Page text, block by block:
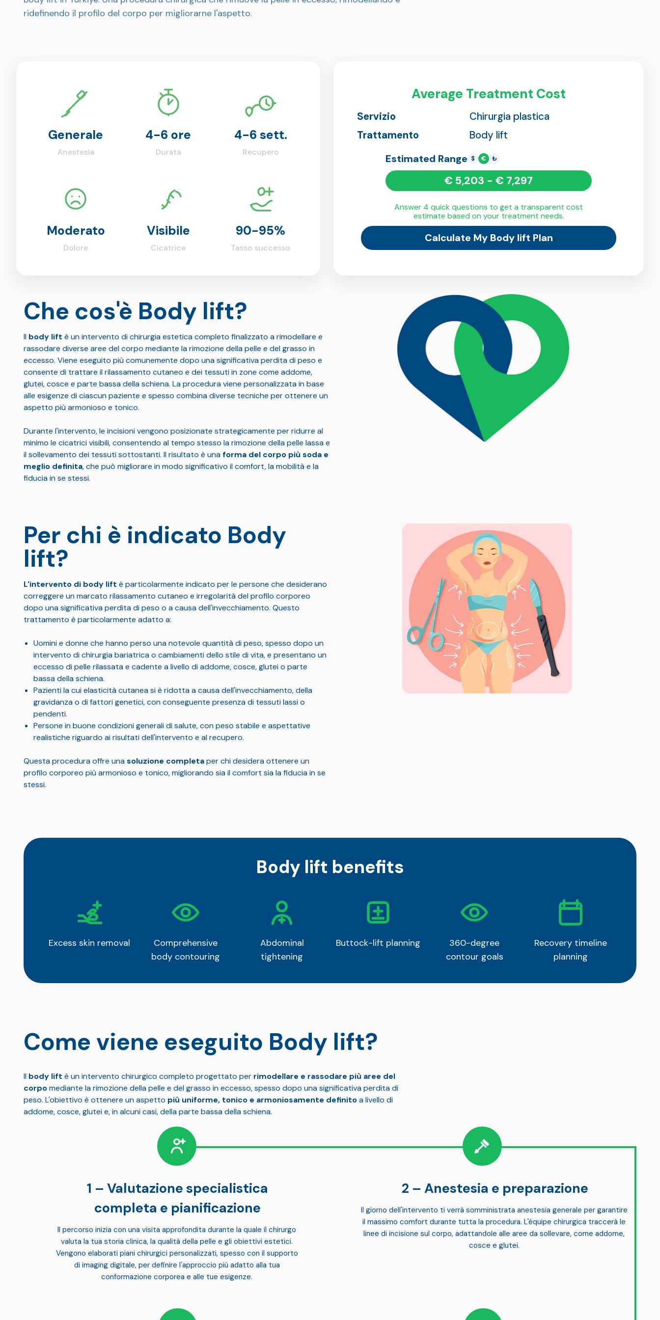
ridefinendo il profilo del corpo per migliorarne l'aspetto.
Generale
Anestesia
4-6 ore
Durata
4-6 sett.
Recupero
Moderato
Dolore
Visibile
Cicatrice
90-95%
Tasso successo
Average Treatment Cost
Servizio
Chirurgia plastica
Trattamento
Body lift
Estimated Range $ € ₺
€ 5,203 - € 7,297
Answer 4 quick questions to get a transparent cost
estimate based on your treatment needs.
Calculate My Body lift Plan
Che cos'è Body lift?
Il body lift è un intervento di chirurgia estetica completo finalizzato a rimodellare e
rassodare diverse aree del corpo mediante la rimozione della pelle e del grasso in
eccesso. Viene eseguito più comunemente dopo una significativa perdita di peso e
consente di trattare il rilassamento cutaneo e dei tessuti in zone come addome,
glutei, cosce e parte bassa della schiena. La procedura viene personalizzata in base
alle esigenze di ciascun paziente e spesso combina diverse tecniche per ottenere un
aspetto più armonioso e tonico.
Durante l'intervento, le incisioni vengono posizionate strategicamente per ridurre al
minimo le cicatrici visibili, consentendo al tempo stesso la rimozione della pelle lassa e
il sollevamento dei tessuti sottostanti. Il risultato è unaforma del corpo più soda e
meglio definita, che può migliorare in modo significativo il comfort, la mobilità e la
fiducia in se stessi.
Per chi è indicato Body
lift?
L'intervento di body lift è particolarmente indicato per le persone che desiderano
correggere un marcato rilassamento cutaneo e irregolarità del profilo corporeo
dopo una significativa perdita di peso o a causa dell'invecchiamento. Questo
trattamento è particolarmente adatto a:
Uomini e donne che hanno perso una notevole quantità di peso, spesso dopo un
intervento di chirurgia bariatrica o cambiamenti dello stile di vita, e presentano un
eccesso di pelle rilassata e cadente a livello di addome, cosce, glutei o parte
bassa della schiena.
Pazienti la cui elasticità cutanea si è ridotta a causa dell'invecchiamento, della
gravidanza o di fattori genetici, con conseguente presenza di tessuti lassi o
pendenti.
Persone in buone condizioni generali di salute, con peso stabile e aspettative
realistiche riguardo ai risultati dell'intervento e al recupero.
Questa procedura offre unasoluzione completaper chi desidera ottenere un
profilo corporeo più armonioso e tonico, migliorando sia il comfort sia la fiducia in se
stessi.
Body lift benefits
Excess skin removal
Comprehensive
body contouring
Abdominal
tightening
Buttock-lift planning
360-degree
contour goals
Recovery timeline
planning
Come viene eseguito Body lift?
Il body lift è un intervento chirurgico completo progettato per rimodellare e rassodare più aree del
corpomediante la rimozione della pelle e del grasso in eccesso, spesso dopo una significativa perdita di
peso. L'obiettivo è ottenere un aspetto più uniforme, tonico e armoniosamente definitoa livello di
addome, cosce, glutei e, in alcuni casi, della parte bassa della schiena.
Valutazione specialistica
completa e pianificazione
Il percorso inizia con una visita approfondita durante la quale il chirurgo
valuta la tua storia clinica, la qualità della pelle e gli obiettivi estetici.
Vengono elaborati piani chirurgici personalizzati, spesso con il supporto
di imaging digitale, per definire l'approccio più adatto alla tua
conformazione corporea e alle tue esigenze.
Anestesia e preparazione
Il giorno dell'intervento ti verrà somministrata anestesia generale per garantire
il massimo comfort durante tutta la procedura. L'équipe chirurgica traccerà le
linee di incisione sul corpo, adattandole alle aree da sollevare, come addome,
cosce e glutei.